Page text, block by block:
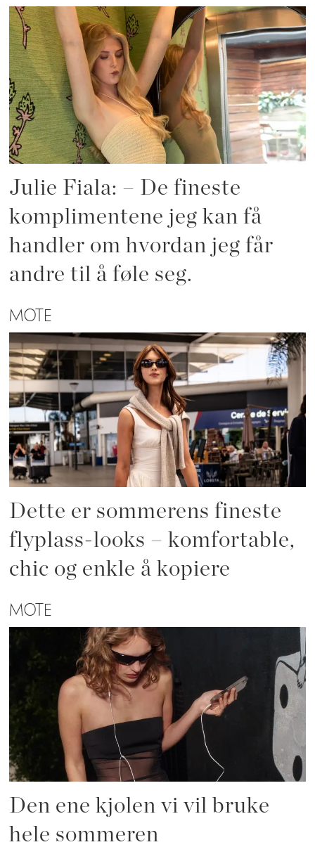
Julie Fiala: – De fineste
komplimentene jeg kan få
handler om hvordan jeg får
andre til å føle seg.
MOTE
Dette er sommerens fineste
flyplass-looks – komfortable,
chic og enkle å kopiere
MOTE
Den ene kjolen vi vil bruke
hele sommeren